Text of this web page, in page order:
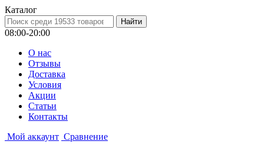
Каталог
08:00-20:00
О нас
Отзывы
Доставка
Условия
Aкции
Статьи
Контакты
Мой аккаунт Сравнение